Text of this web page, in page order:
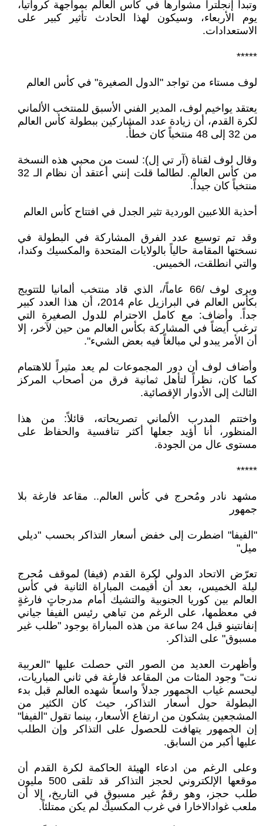
وتبدأ إنجلترا مشوارها في كأس العالم بمواجهة كرواتيا،
يوم الأربعاء، وسيكون لهذا الحادث تأثير كبير على
الاستعدادات.
*****
لوف مستاء من تواجد "الدول الصغيرة" في كأس العالم
يعتقد يواخيم لوف، المدير الفني الأسبق للمنتخب الألماني
لكرة القدم، أن زيادة عدد المشاركين ببطولة كأس العالم
من 32 إلى 48 منتخباً كان خطأً.
وقال لوف لقناة (آر تي إل): لست من محبي هذه النسخة
من كأس العالم. لطالما قلت إنني أعتقد أن نظام الـ 32
منتخباً كان جيداً.
أحذية اللاعبين الوردية تثير الجدل في افتتاح كأس العالم
وقد تم توسيع عدد الفرق المشاركة في البطولة في
نسختها المقامة حالياً بالولايات المتحدة والمكسيك وكندا،
والتي انطلقت، الخميس.
ويرى لوف /66 عاماً/، الذي قاد منتخب ألمانيا للتتويج
بكأس العالم في البرازيل عام 2014، أن هذا العدد كبير
جداً. وأضاف: مع كامل الاحترام للدول الصغيرة التي
ترغب أيضاً في المشاركة بكأس العالم من حين لآخر، إلا
أن الأمر يبدو لي مبالغاً فيه بعض الشيء".
وأضاف لوف أن دور المجموعات لم يعد مثيراً للاهتمام
كما كان، نظراً لتأهل ثمانية فرق من أصحاب المركز
الثالث إلى الأدوار الإقصائية.
واختتم المدرب الألماني تصريحاته، قائلاً: من هذا
المنظور، أنا أؤيد جعلها أكثر تنافسية والحفاظ على
مستوى عال من الجودة.
*****
مشهد نادر ومُحرج في كأس العالم.. مقاعد فارغة بلا
جمهور
"الفيفا" اضطرت إلى خفض أسعار التذاكر بحسب "ديلي
ميل"
تعرّض الاتحاد الدولي لكرة القدم (فيفا) لموقف مُحرج
ليلة الخميس، بعد أن أُقيمت المباراة الثانية في كأس
العالم بين كوريا الجنوبية والتشيك أمام مدرجاتٍ فارغةٍ
في معظمها، على الرغم من تباهي رئيس الفيفا جياني
إنفانتينو قبل 24 ساعة من هذه المباراة بوجود "طلب غير
مسبوق" على التذاكر.
وأظهرت العديد من الصور التي حصلت عليها "العربية
نت" وجود المئات من المقاعد فارغة في ثاني المباريات،
ليحسم غياب الجمهور جدلاً واسعاً شهده العالم قبل بدء
البطولة حول أسعار التذاكر، حيث كان الكثير من
المشجعين يشكون من ارتفاع الأسعار، بينما تقول "الفيفا"
إن الجمهور يتهافت للحصول على التذاكر وإن الطلب
عليها أكبر من السابق.
وعلى الرغم من ادعاء الهيئة الحاكمة لكرة القدم أن
موقعها الإلكتروني لحجز التذاكر قد تلقى 500 مليون
طلب حجز، وهو رقمٌ غير مسبوقٍ في التاريخ، إلا أن
ملعب غوادالاخارا في غرب المكسيك لم يكن ممتلئاً.